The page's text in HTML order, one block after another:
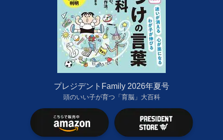
プレジデントFamily 2026年夏号
頭のいい子が育つ「育脳」大百科